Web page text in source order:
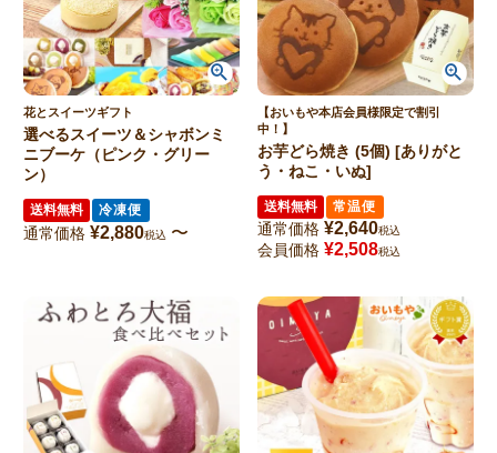
花とスイーツギフト
選べるスイーツ＆シャボンミ
ニブーケ（ピンク・グリー
ン）
送料無料 冷凍便
通常価格 ¥2,880税込 〜
【おいもや本店会員様限定で割引
中！】
お芋どら焼き (5個) [ありがと
う・ねこ・いぬ]
送料無料 常温便
通常価格 ¥2,640税込
会員価格 ¥2,508税込